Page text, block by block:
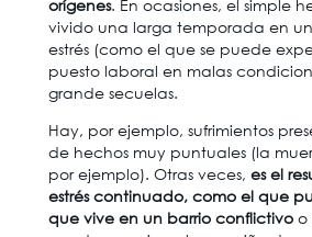
orígenes. En ocasiones, el simple
vivido una larga temporada en
estrés (como el que se puede
puesto laboral en malas
grande secuelas.
Hay, por ejemplo, sufrimientos
de hechos muy puntuales (la
por ejemplo). Otras veces,es el
estrés continuado, como el que
que vive en un barrio conflictivo o